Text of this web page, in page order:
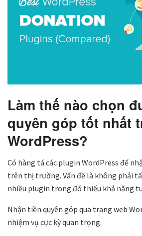
Làm thế nào chọn
quyên góp tốt nhất
WordPress?
Có hàng tá các plugin WordPress để
trên thị trường. Vấn đề là không phải
nhiều plugin trong đó thiếu khả năng
Nhận tiền quyên góp qua trang web
nhiệm vụ cực kỳ quan trọng.